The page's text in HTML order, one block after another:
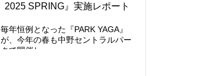
2025 SPRING』実施レポート
毎年恒例となった『PARK YAGA』
が、今年の春も中野セントラルパー
クで開催し…